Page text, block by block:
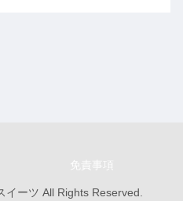
免責事項
ーツ All Rights Reserved.